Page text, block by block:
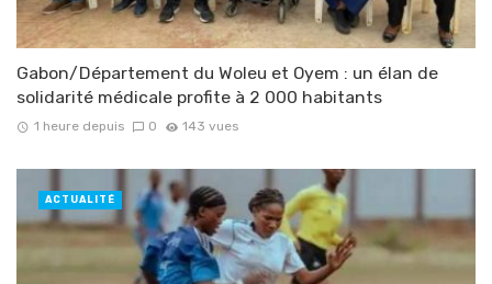
Gabon/Département du Woleu et Oyem : un élan de
solidarité médicale profite à 2 000 habitants
1 heure depuis 0 143 vues
ACTUALITÉ